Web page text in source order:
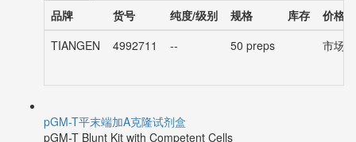
品牌
货号 纯度/级别 规格 库存
价格
TIANGEN
4992711 -- 50 preps 市场
pGM-T平末端加A克隆试剂盒